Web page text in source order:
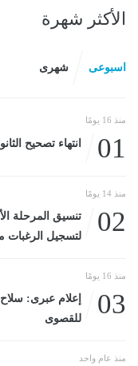
الأكثر شهرة
اسبوعى شهرى
منذ 16 يومًا
01 انتهاء تصحيح
منذ 14 يومًا
02
لتسجيل الرغبات
منذ 16 يومًا
03
إعلام عبرى:
للقصوى
منذ عام واحد